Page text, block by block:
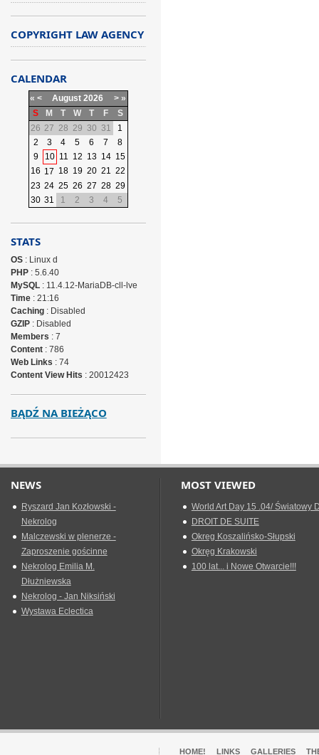
COPYRIGHT LAW AGENCY
CALENDAR
« < August 2026 > »
S
M T W T F
S
26 27 28 29 30 31
1
2
3 4 5 6 7
8
9
10 11 12 13 14 15
16 17 18 19 20 21 22
23 24 25 26 27 28 29
30 31 1 2 3 4 5
STATS
OS: Linux d
PHP: 5.6.40
MySQL: 11.4.12-MariaDB-cll-lve
Time: 21:16
Caching: Disabled
GZIP: Disabled
Members : 7
Content: 786
Web Links : 74
Content View Hits : 20012423
BĄDŹ NA BIEŻĄCO
NEWS
Ryszard Jan Kozłowski -
Nekrolog
Malczewski w plenerze -
Zaproszenie gościnne
Nekrolog Emilia M.
Dłużniewska
Nekrolog - Jan Niksiński
Wystawa Eclectica
MOST VIEWED
World Art Day 15 .04/ Światowy
DROIT DE SUITE
Okreg Koszalińsko-Słupski
Okręg Krakowski
100 lat... i Nowe Otwarcie!!!
HOME! LINKS GALLERIES